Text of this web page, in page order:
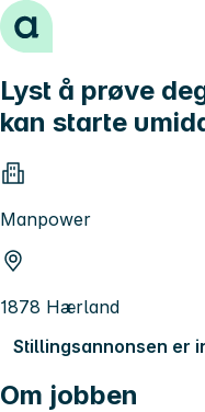
Hopp til innhold
Lyst å prøve
kan starte
Manpower
1878 Hærland
Stillingsannonsen er
Om jobben